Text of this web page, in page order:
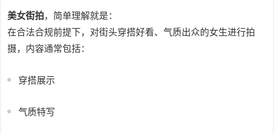
美女街拍，简单理解就是：
在合法合规前提下，对街头穿搭好看、气质出众的女生进行拍
摄，内容通常包括：
穿搭展示
气质特写